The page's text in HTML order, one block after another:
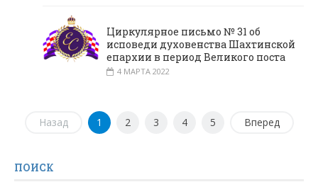
Циркулярное письмо № 31 об
исповеди духовенства Шахтинской
епархии в период Великого поста
4 МАРТА 2022
Назад 1 2 3 4 5 Вперед
ПОИСК